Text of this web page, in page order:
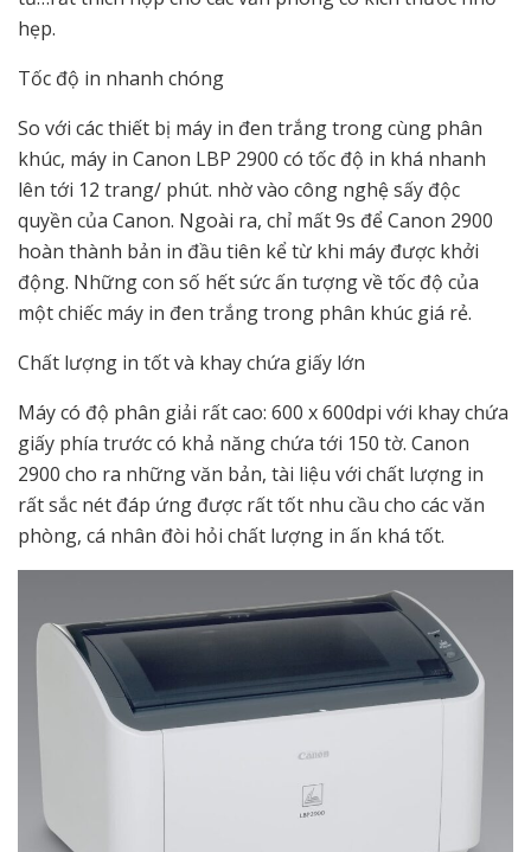
hẹp.
Tốc độ in nhanh chóng
So với các thiết bị máy in đen trắng trong cùng phân
khúc, máy in Canon LBP 2900 có tốc độ in khá nhanh
lên tới 12 trang/ phút. nhờ vào công nghệ sấy độc
quyền của Canon. Ngoài ra, chỉ mất 9s để Canon 2900
hoàn thành bản in đầu tiên kể từ khi máy được khởi
động. Những con số hết sức ấn tượng về tốc độ của
một chiếc máy in đen trắng trong phân khúc giá rẻ.
Chất lượng in tốt và khay chứa giấy lớn
Máy có độ phân giải rất cao: 600 x 600dpi với khay chứa
giấy phía trước có khả năng chứa tới 150 tờ. Canon
2900 cho ra những văn bản, tài liệu với chất lượng in
rất sắc nét đáp ứng được rất tốt nhu cầu cho các văn
phòng, cá nhân đòi hỏi chất lượng in ấn khá tốt.